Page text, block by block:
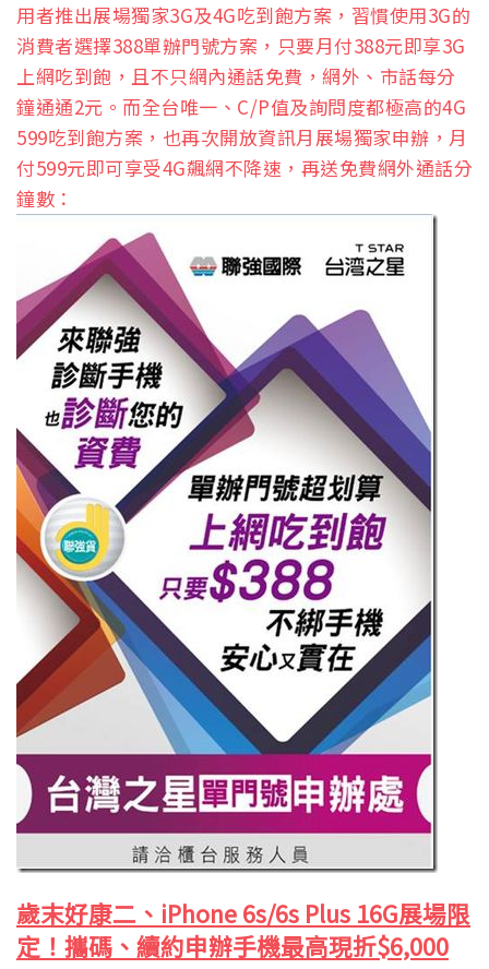
用者推出展場獨家3G及4G吃到飽方案，習慣使用3G的
消費者選擇388單辦門號方案，只要月付388元即享3G
上網吃到飽，且不只網內通話免費，網外、市話每分
鐘通通2元。而全台唯一、C/P值及詢問度都極高的4G
599吃到飽方案，也再次開放資訊月展場獨家申辦，月
付599元即可享受4G飆網不降速，再送免費網外通話分
鐘數：
歲末好康二、iPhone 6s/6s Plus 16G展場限
定！攜碼、續約申辦手機最高現折$6,000